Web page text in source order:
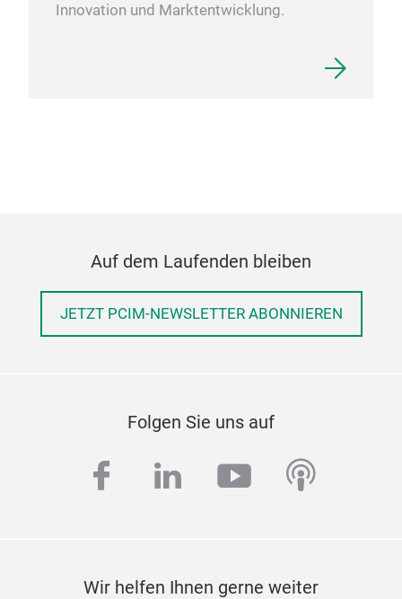
Innovation und Marktentwicklung.
Auf dem Laufenden bleiben
JETZT PCIM-NEWSLETTER ABONNIEREN
Folgen Sie uns auf
facebook
linkedinyoutube
Wir helfen Ihnen gerne weiter